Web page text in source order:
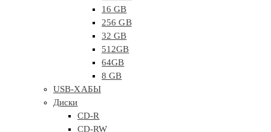
16 GB
256 GB
32 GB
512GB
64GB
8 GB
USB-ХАБЫ
Диски
CD-R
CD-RW